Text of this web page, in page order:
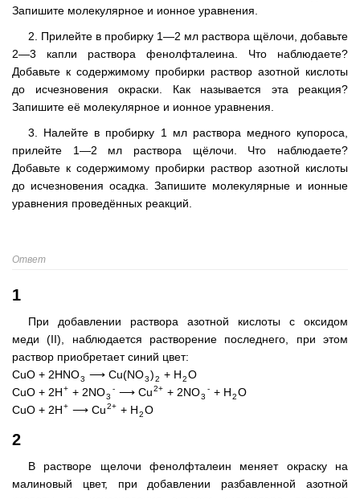
Запишите молекулярное и ионное уравнения.
2. Прилейте в пробирку 1—2 мл раствора щёлочи, добавьте
2—3 капли раствора фенолфталеина. Что наблюдаете?
Добавьте к содержимому пробирки раствор азотной кислоты
до исчезновения окраски. Как называется эта реакция?
Запишите её молекулярное и ионное уравнения.
3. Налейте в пробирку 1 мл раствора медного купороса,
прилейте 1—2 мл раствора щёлочи. Что наблюдаете?
Добавьте к содержимому пробирки раствор азотной кислоты
до исчезновения осадка. Запишите молекулярные и ионные
уравнения проведённых реакций.
Ответ
1
При добавлении раствора азотной кислоты с оксидом
меди (II), наблюдается растворение последнего, при этом
раствор приобретает синий цвет:
CuO + 2HNO3 ⟶ Cu(NO3)2 + H2O
CuO + 2H+ + 2NO3
- ⟶ Cu2+ + 2NO3
- + H2O
CuO + 2H+ ⟶ Cu2+ + H2O
2
В растворе щелочи фенолфталеин меняет окраску на
малиновый цвет, при добавлении разбавленной азотной